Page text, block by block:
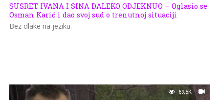
SUSRET IVANA I SINA DALEKO ODJEKNUO – Oglasio se
Osman Karić i dao svoj sud o trenutnoj situaciji
Bez dlake na jeziku.
69.5K